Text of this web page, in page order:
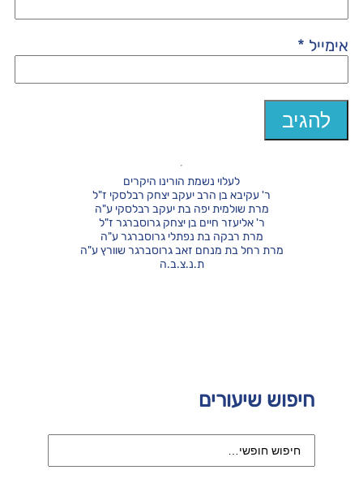
אימייל *
חיפוש שיעורים
לעלוי נשמת הורינו היקרים
ר' עקיבא בן הרב יעקב יצחק רבלסקי ז"ל
מרת שולמית יפה בת יעקב רבלסקי ע"ה
ר' אליעזר חיים בן יצחק גרוסברגר ז"ל
מרת רבקה בת נפתלי גרוסברגר ע"ה
מרת רחל בת מנחם זאב גרוסברגר שוורץ ע"ה
ת.נ.צ.ב.ה